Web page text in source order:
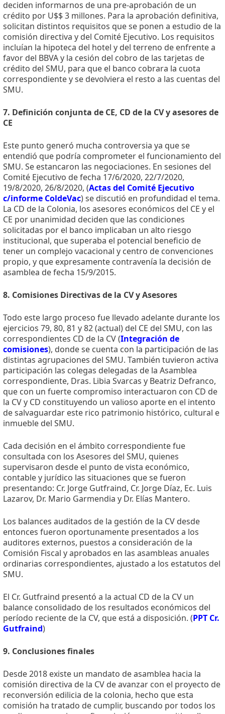
deciden informarnos de una pre-aprobación de un
crédito por U$$ 3 millones. Para la aprobación definitiva,
solicitan distintos requisitos que se ponen a estudio de la
comisión directiva y del Comité Ejecutivo. Los requisitos
incluían la hipoteca del hotel y del terreno de enfrente a
favor del BBVA y la cesión del cobro de las tarjetas de
crédito del SMU, para que el banco cobrara la cuota
correspondiente y se devolviera el resto a las cuentas del
SMU.
7. Definición conjunta de CE, CD de la CV y asesores de
CE
Este punto generó mucha controversia ya que se
entendió que podría comprometer el funcionamiento del
SMU. Se estancaron las negociaciones. En sesiones del
Comité Ejecutivo de fecha 17/6/2020, 22/7/2020,
19/8/2020, 26/8/2020, (Actas del Comité Ejecutivo
c/informe ColdeVac) se discutió en profundidad el tema.
La CD de la Colonia, los asesores económicos del CE y el
CE por unanimidad deciden que las condiciones
solicitadas por el banco implicaban un alto riesgo
institucional, que superaba el potencial beneficio de
tener un complejo vacacional y centro de convenciones
propio, y que expresamente contravenía la decisión de
asamblea de fecha 15/9/2015.
8. Comisiones Directivas de la CV y Asesores
Todo este largo proceso fue llevado adelante durante los
ejercicios 79, 80, 81 y 82 (actual) del CE del SMU, con las
correspondientes CD de la CV (Integración de
comisiones), donde se cuenta con la participación de las
distintas agrupaciones del SMU. También tuvieron activa
participación las colegas delegadas de la Asamblea
correspondiente, Dras. Libia Svarcas y Beatriz Defranco,
que con un fuerte compromiso interactuaron con CD de
la CV y CD constituyendo un valioso aporte en el intento
de salvaguardar este rico patrimonio histórico, cultural e
inmueble del SMU.
Cada decisión en el ámbito correspondiente fue
consultada con los Asesores del SMU, quienes
supervisaron desde el punto de vista económico,
contable y jurídico las situaciones que se fueron
presentando: Cr. Jorge Gutfraind, Cr. Jorge Díaz, Ec. Luis
Lazarov, Dr. Mario Garmendia y Dr. Elías Mantero.
Los balances auditados de la gestión de la CV desde
entonces fueron oportunamente presentados a los
auditores externos, puestos a consideración de la
Comisión Fiscal y aprobados en las asambleas anuales
ordinarias correspondientes, ajustado a los estatutos del
SMU.
El Cr. Gutfraind presentó a la actual CD de la CV un
balance consolidado de los resultados económicos del
período reciente de la CV, que está a disposición. (PPT Cr.
Gutfraind)
9. Conclusiones finales
Desde 2018 existe un mandato de asamblea hacia la
comisión directiva de la CV de avanzar con el proyecto de
reconversión edilicia de la colonia, hecho que esta
comisión ha tratado de cumplir, buscando por todos los